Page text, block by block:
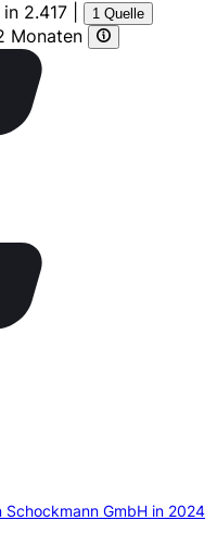
2.417 1 Quelle
Monaten
Schockmann GmbH in 2024